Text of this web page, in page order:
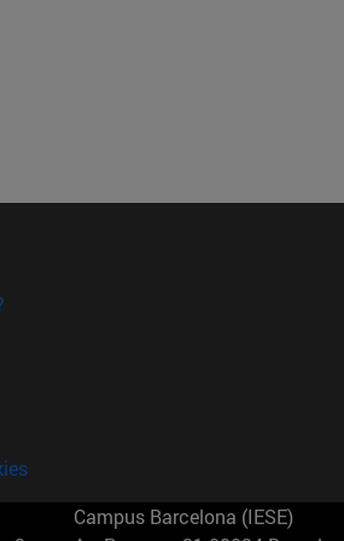
Campus Barcelona (IESE)